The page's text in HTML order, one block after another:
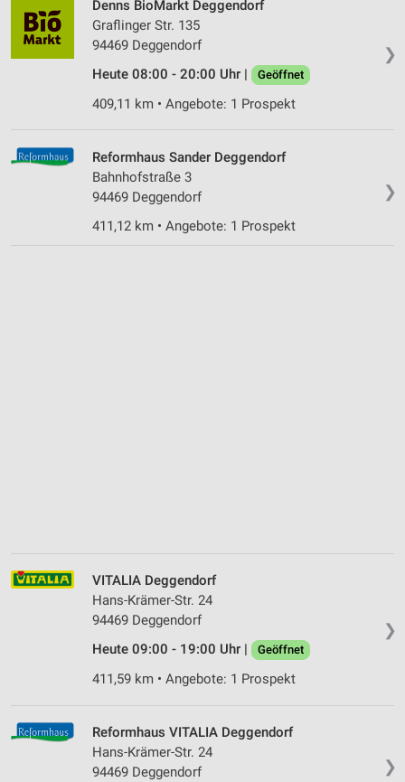
❯
Denns BioMarkt Deggendorf
Graflinger Str. 135
94469 Deggendorf
Heute 08:00 - 20:00 Uhr |
Geöffnet
409,11 km • Angebote: 1 Prospekt
❯
Reformhaus Sander Deggendorf
Bahnhofstraße 3
94469 Deggendorf
411,12 km • Angebote: 1 Prospekt
❯
VITALIA Deggendorf
Hans-Krämer-Str. 24
94469 Deggendorf
Heute 09:00 - 19:00 Uhr |
Geöffnet
411,59 km • Angebote: 1 Prospekt
❯
Reformhaus VITALIA Deggendorf
Hans-Krämer-Str. 24
94469 Deggendorf